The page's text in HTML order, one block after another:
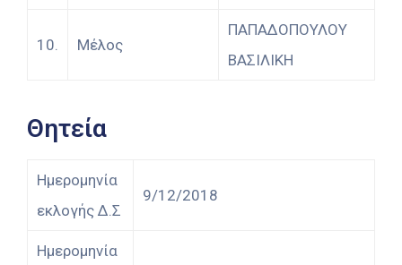
10. Μέλος
ΠΑΠΑΔΟΠΟΥΛΟΥ
ΒΑΣΙΛΙΚΗ
Θητεία
Ημερομηνία
εκλογής Δ.Σ
9/12/2018
Ημερομηνία